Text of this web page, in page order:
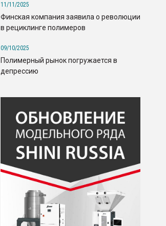
11/11/2025
Финская компания заявила о революции
в рециклинге полимеров
09/10/2025
Полимерный рынок погружается в
депрессию